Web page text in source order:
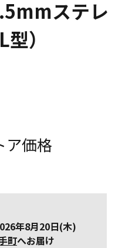
ステレ
）
ア価格
年8月20日(木)
町へお届け